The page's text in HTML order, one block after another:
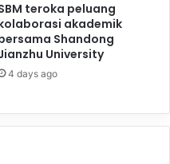
teroka peluang
akademik
Shandong
University
4 days ago